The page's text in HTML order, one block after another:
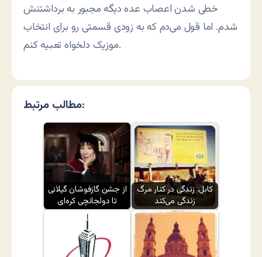
خطی شدن اعصاب عده دیگه مجبور به برداشتنش
شدم. اما قول می‌دم که به زودی قسمتی رو برای انتخاب
موزیک دلخواه تعبیه کنم.
مطالب مرتبط:
از جشن گازفوشان گیلانی
تا دولجانچی کره‌ای
کابل، زندگی در کنار مرگ
زندگی می‌کند